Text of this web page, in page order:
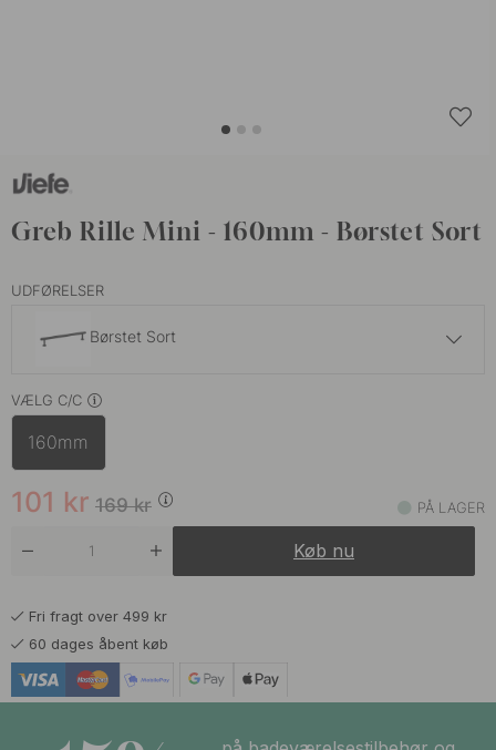
Greb Rille Mini - 160mm - Børstet Sort
UDFØRELSER
Børstet Sort
Børstet Messing
VÆLG C/C
160mm
169kr
101 kr PÅ LAGER
Køb nu
Fri fragt over 499 kr
60 dages åbent køb